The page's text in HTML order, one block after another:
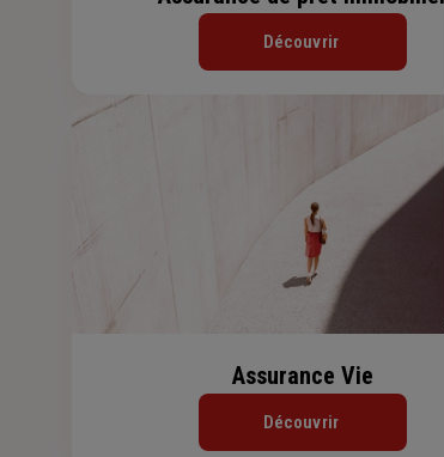
Découvrir
Assurance Vie
Découvrir